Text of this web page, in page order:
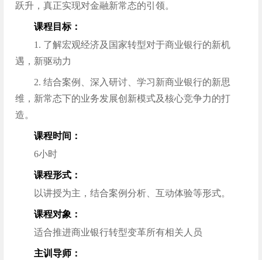
跃升，真正实现对金融新常态的引领。
课程目标：
1. 了解宏观经济及国家转型对于商业银行的新机
遇，新驱动力
2. 结合案例、深入研讨、学习新商业银行的新思
维，新常态下的业务发展创新模式及核心竞争力的打
造。
课程时间：
6小时
课程形式：
以讲授为主，结合案例分析、互动体验等形式。
课程对象：
适合推进商业银行转型变革所有相关人员
主训导师：